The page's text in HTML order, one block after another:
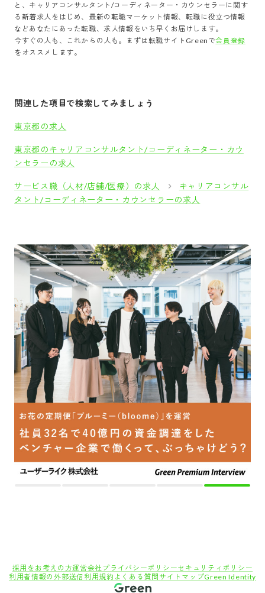
と、 キャリアコンサルタント/コーディネーター・カウンセラー に関す
る新着求人をはじめ、最新の転職マーケット情報、転職に役立つ情報
などあなたにあった転職、求人情報をいち早くお届けします。
今すぐの人も、これからの人も。まずは転職サイトGreenで会員登録
をオススメします。
関連した項目で検索してみましょう
東京都の求人
東京都のキャリアコンサルタント/コーディネーター・カウ
ンセラーの求人
サービス職（人材/店舗/医療）の求人
キャリアコンサル
タント/コーディネーター・カウンセラーの求人
採用をお考えの方運営会社 プライバシーポリシーセキュリティポリシー
利用者情報の外部送信利用規約 よくある質問 サイトマップGreen Identity